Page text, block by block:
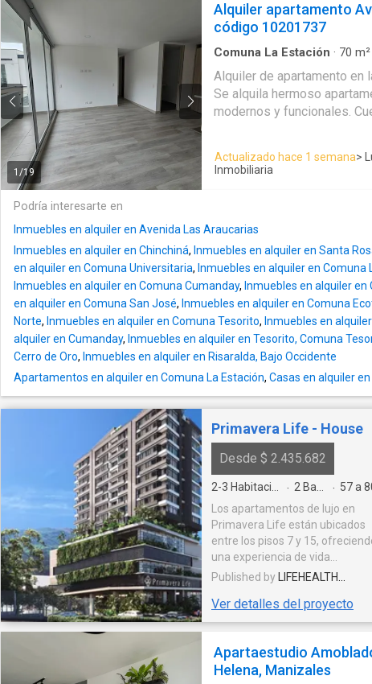
1 /19
Alquiler apartamento
código 10201737
Comuna La Estación · 70 m²
integral·Ascensor·Gas
privada·Agua
Alquiler de apartamento en
Se alquila hermoso
modernos y funcionales.
dos baños y parqueadero
practicidad para toda la familia. Su excelente ubicación,
del Centro y El Cable,
para vivir. Para mayor información o agendar su visita,
contáctenos 320642---- Estaremos encantados de brindarle
todos los detalles de esta
Actualizado hace 1 semana>
Inmobiliaria
Podría interesarte en
Inmuebles en alquiler en Avenida Las Araucarias
Inmuebles en alquiler en Chinchiná, Inmuebles en alquiler en Santa
en alquiler en Comuna Universitaria, Inmuebles en alquiler en Comuna
Inmuebles en alquiler en Comuna Cumanday, Inmuebles en alquiler
en alquiler en Comuna San José, Inmuebles en alquiler en Comuna
Norte, Inmuebles en alquiler en Comuna Tesorito, Inmuebles en
alquiler en Cumanday, Inmuebles en alquiler en Tesorito, Comuna
Cerro de Oro, Inmuebles en alquiler en Risaralda, Bajo Occidente
Apartamentos en alquiler en Comuna La Estación, Casas en alquiler
Primavera Life - House
Desde $ 2.435.682
2-3 · 2 · 57 a
Los apartamentos de lujo en
Primavera Life están ubicados
entre los pisos 7 y 15,
una experiencia de vida
incomparable. Cada unidad ha
el máximo confort, estilo y
exclusividad. Alquiler Todas las
oficinas, apartamentos,
parqueaderos y cuartos útiles)
Published by
LIFEHEALTH
Ver detalles del proyecto
Apartaestudio
Helena, Manizales